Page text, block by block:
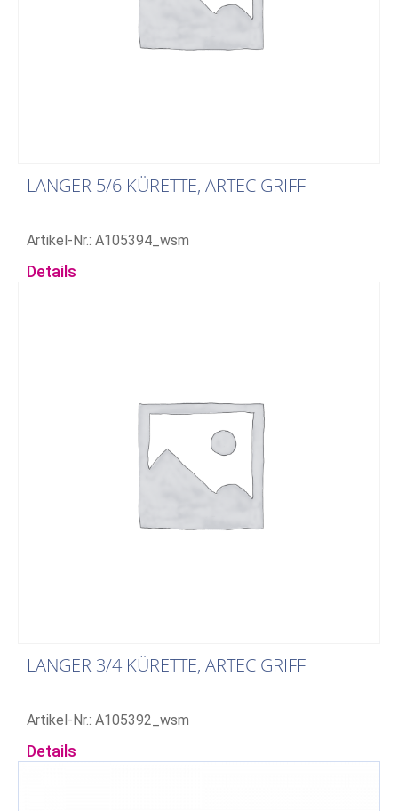
LANGER 5/6 KÜRETTE, ARTEC GRIFF
Artikel-Nr.: A105394_wsm
Details
LANGER 3/4 KÜRETTE, ARTEC GRIFF
Artikel-Nr.: A105392_wsm
Details